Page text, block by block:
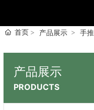
首页 产品展示 手
产品展示
PRODUCTS